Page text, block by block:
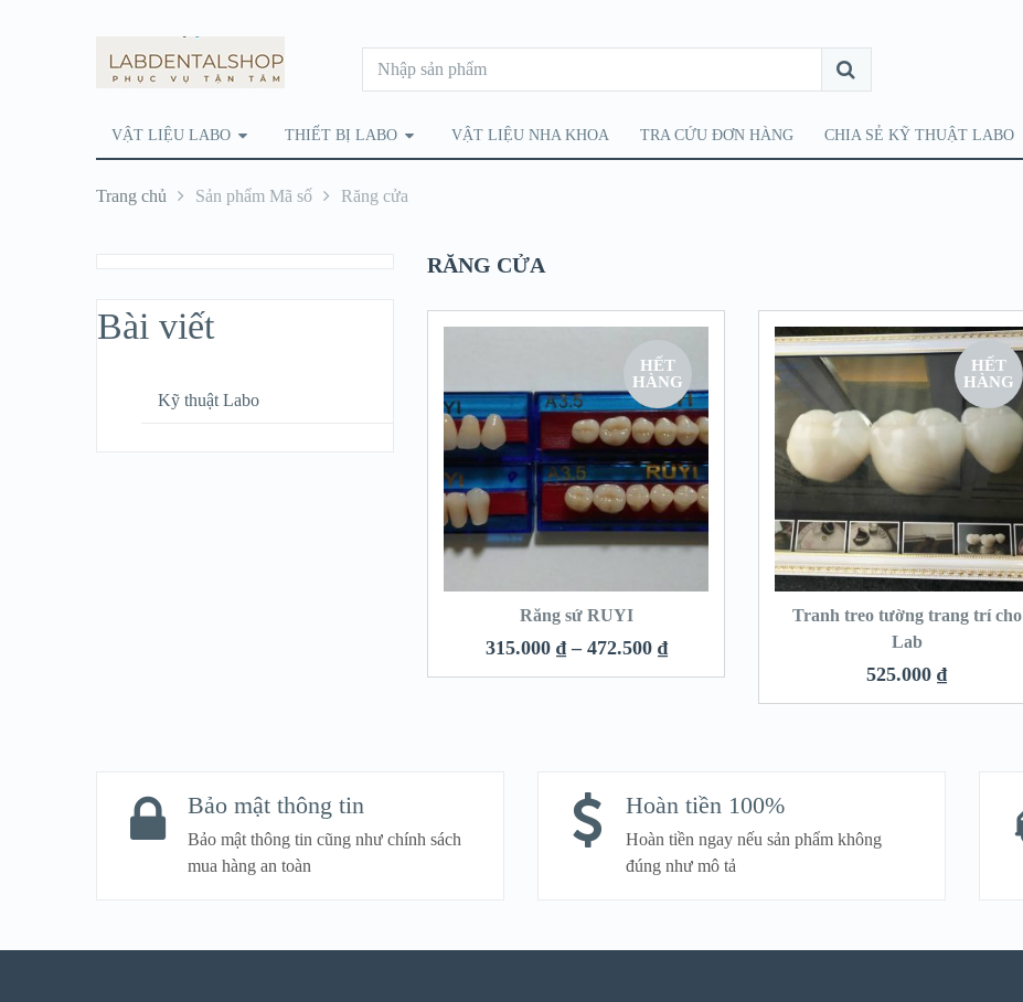
VẬT LIỆU LABO THIẾT BỊ LABO VẬT LIỆU NHA KHOA TRA CỨU ĐƠN HÀNG CHIA SẺ KỸ THUẬT LABO
Trang chủ Sản phẩm Mã số Răng cửa
RĂNG CỬA
HẾT
HÀNG
Răng sứ RUYI
315.000 ₫ – 472.500 ₫
HẾT
HÀNG
Tranh treo tường trang trí cho
Lab
525.000₫
Bài viết
Kỹ thuật Labo
Bảo mật thông tin
Bảo mật thông tin cũng như chính sách
mua hàng an toàn
Hoàn tiền 100%
Hoàn tiền ngay nếu sản phẩm không
đúng như mô tả